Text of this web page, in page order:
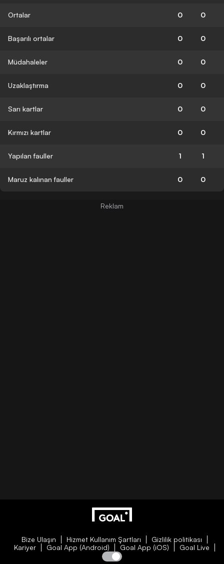
Ortalar 0 0
Başarılı ortalar 0 0
Müdahaleler 0 0
Uzaklaştırma 0 0
Sarı kartlar 0 0
Kırmızı kartlar 0 0
Yapılan fauller 1 1
Maruz kalınan fauller 0 0
Bize Ulaşın Hizmet Kullanım Şartları
Gizlilik politikası
Kariyer
Goal App (Android) Goal App (iOS) Goal Live